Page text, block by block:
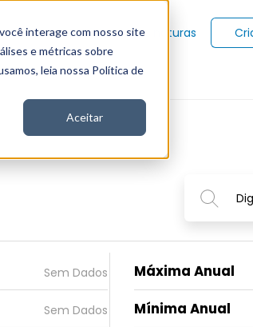
interage com nosso site
e métricas sobre
leia nossa Política de
Aceitar
Notícias Assinaturas
Máxima Anual
Mínima Anual